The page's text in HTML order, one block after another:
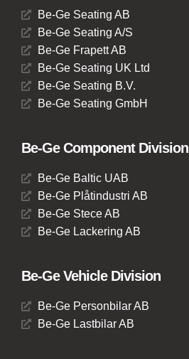
Be-Ge Seating AB
Be-Ge Seating A/S
Be-Ge Frapett AB
Be-Ge Seating UK Ltd
Be-Ge Seating B.V.
Be-Ge Seating GmbH
Be-Ge Component Division
Be-Ge Baltic UAB
Be-Ge Plåtindustri AB
Be-Ge Stece AB
Be-Ge Lackering AB
Be-Ge Vehicle Division
Be-Ge Personbilar AB
Be-Ge Lastbilar AB